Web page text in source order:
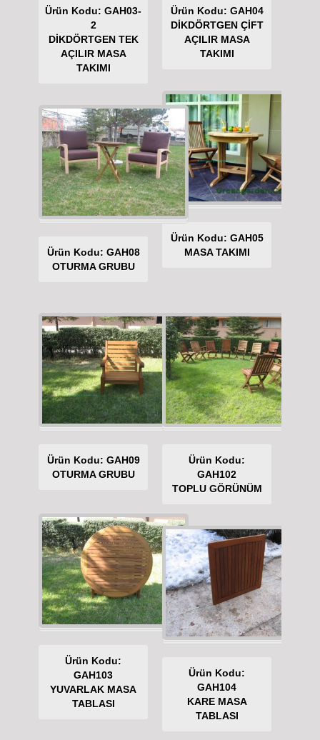
Ürün Kodu: GAH03-
2
DİKDÖRTGEN TEK
AÇILIR MASA
TAKIMI
Ürün Kodu: GAH04
DİKDÖRTGEN ÇİFT
AÇILIR MASA
TAKIMI
Ürün Kodu: GAH05
MASA TAKIMI
Ürün Kodu: GAH08
OTURMA GRUBU
Ürün Kodu: GAH09
OTURMA GRUBU
Ürün Kodu:
GAH102
TOPLU GÖRÜNÜM
Ürün Kodu:
GAH103
YUVARLAK MASA
TABLASI
Ürün Kodu:
GAH104
KARE MASA
TABLASI